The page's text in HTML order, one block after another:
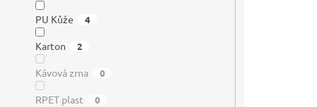
PU Kůže 4
Karton 2
Kávová zrna 0
RPET plast 0